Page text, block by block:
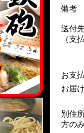
備考
送付
（支
お支
お届
別住
方の